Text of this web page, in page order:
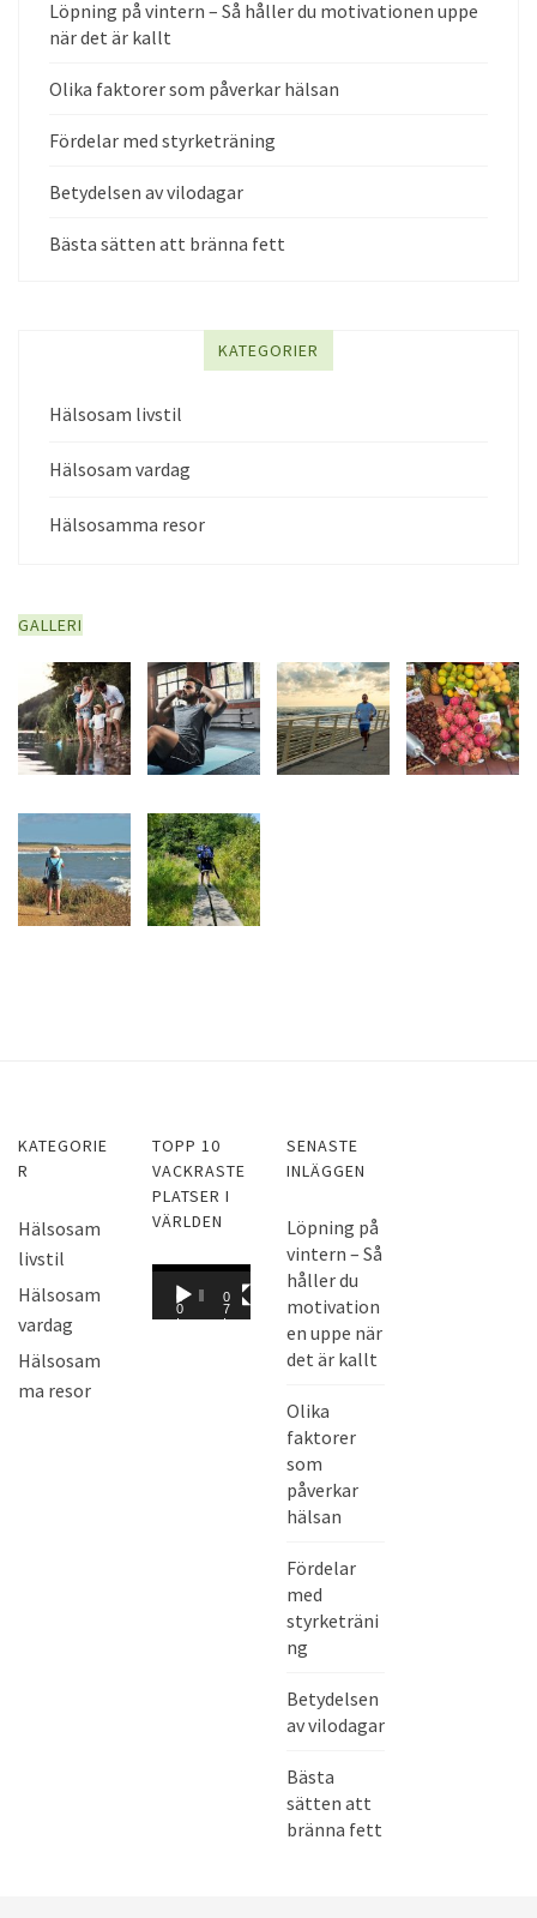
Löpning på vintern – Så håller du motivationen uppe
när det är kallt
Olika faktorer som påverkar hälsan
Fördelar med styrketräning
Betydelsen av vilodagar
Bästa sätten att bränna fett
KATEGORIER
Hälsosam livstil
Hälsosam vardag
Hälsosamma resor
GALLERI
KATEGORIE
R
Hälsosam
livstil
Hälsosam
vardag
Hälsosam
ma resor
TOPP 10
VACKRASTE
PLATSER I
VÄRLDEN
V
0
0
:
0
7
:
SENASTE
INLÄGGEN
Löpning på
vintern – Så
håller du
motivation
en uppe när
det är kallt
Olika
faktorer
som
påverkar
hälsan
Fördelar
med
styrketräni
ng
Betydelsen
av vilodagar
Bästa
sätten att
bränna fett